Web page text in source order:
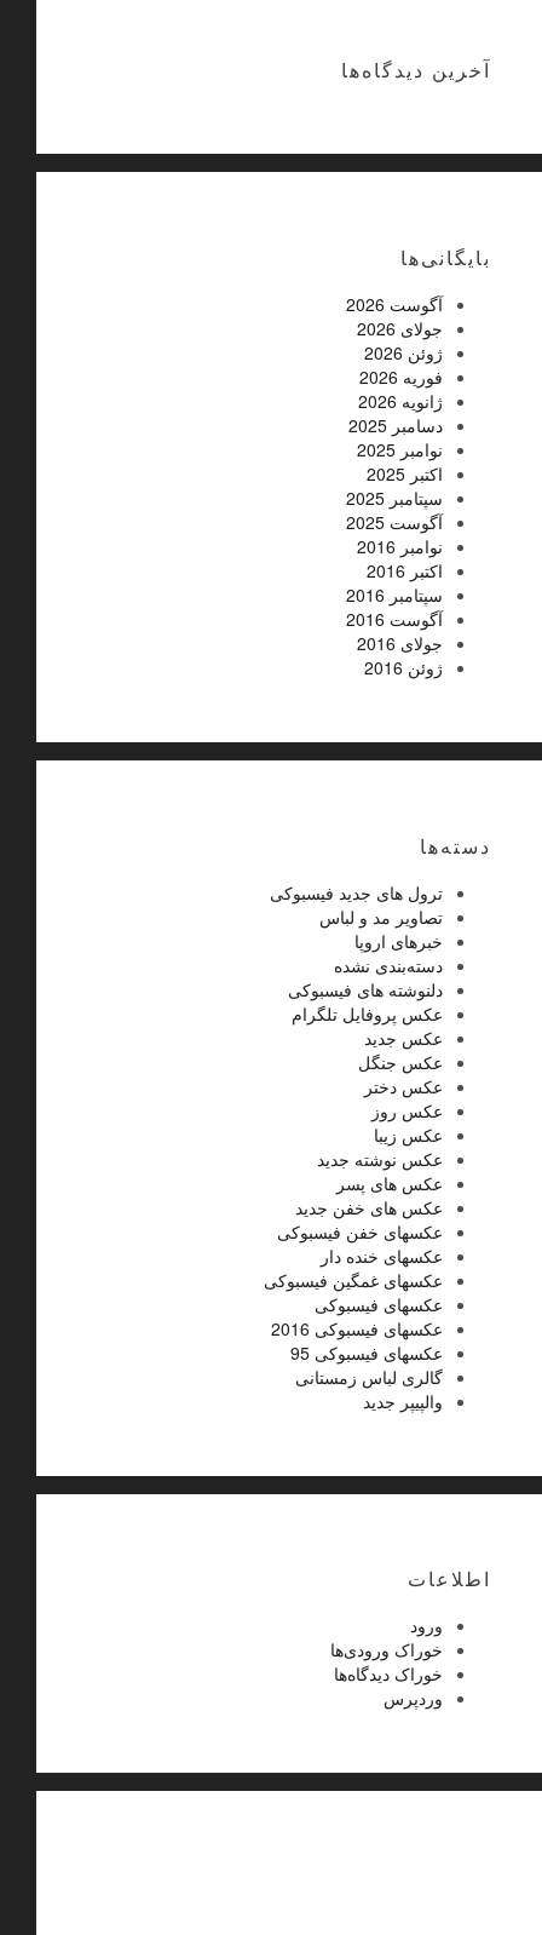
آخرین دیدگاه‌ها
بایگانی‌ها
آگوست 2026
جولای 2026
ژوئن 2026
فوریه 2026
ژانویه 2026
دسامبر 2025
نوامبر 2025
اکتبر 2025
سپتامبر 2025
آگوست 2025
نوامبر 2016
اکتبر 2016
سپتامبر 2016
آگوست 2016
جولای 2016
ژوئن 2016
دسته‌ها
ترول های جدید فیسبوکی
تصاویر مد و لباس
خبرهای اروپا
دسته‌بندی نشده
دلنوشته های فیسبوکی
عکس پروفایل تلگرام
عکس جدید
عکس جنگل
عکس دختر
عکس روز
عکس زیبا
عکس نوشته جدید
عکس های پسر
عکس های خفن جدید
عکسهای خفن فیسبوکی
عکسهای خنده دار
عکسهای غمگین فیسبوکی
عکسهای فیسبوکی
عکسهای فیسبوکی 2016
عکسهای فیسبوکی 95
گالری لباس زمستانی
والپیپر جدید
اطلاعات
ورود
خوراک ورودی‌ها
خوراک دیدگاه‌ها
وردپرس